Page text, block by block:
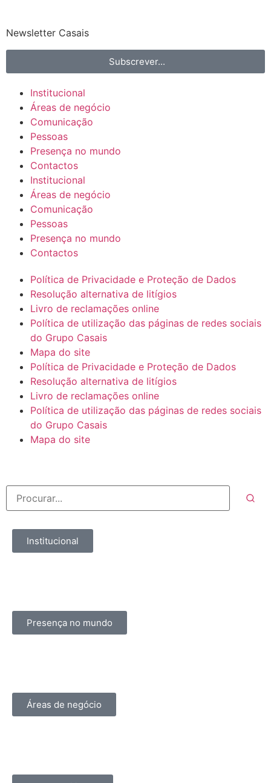
Newsletter Casais
Subscrever...
Institucional
Áreas de negócio
Comunicação
Pessoas
Presença no mundo
Contactos
Institucional
Áreas de negócio
Comunicação
Pessoas
Presença no mundo
Contactos
Política de Privacidade e Proteção de Dados
Resolução alternativa de litígios
Livro de reclamações online
Política de utilização das páginas de redes sociais
do Grupo Casais
Mapa do site
Política de Privacidade e Proteção de Dados
Resolução alternativa de litígios
Livro de reclamações online
Política de utilização das páginas de redes sociais
do Grupo Casais
Mapa do site
Institucional
Presença no mundo
Áreas de negócio